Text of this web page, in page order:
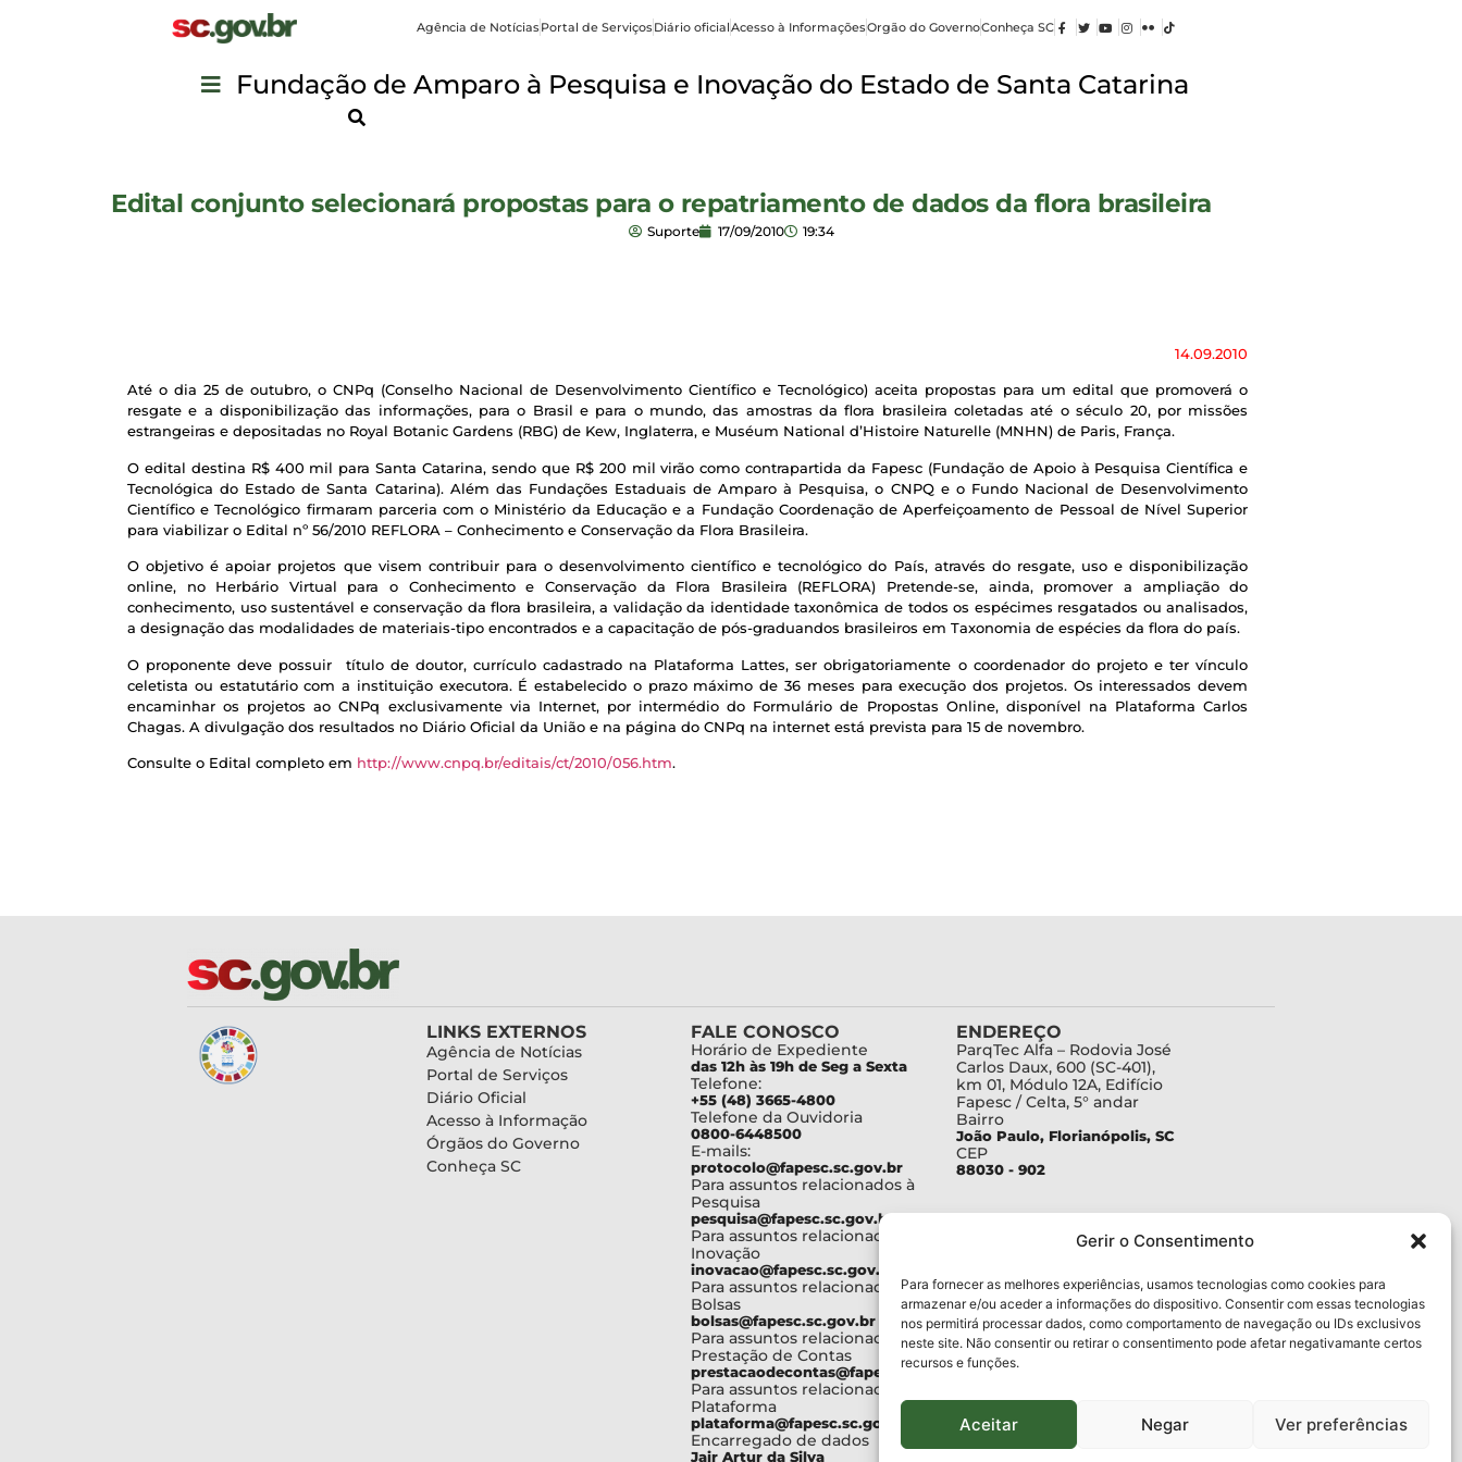
Gerir o Consentimento
Para fornecer as melhores experiências, usamos tecnologias como cookies para
armazenar e/ou aceder a informações do dispositivo. Consentir com essas tecnologias
nos permitirá processar dados, como comportamento de navegação ou IDs exclusivos
neste site. Não consentir ou retirar o consentimento pode afetar negativamante certos
recursos e funções.
Aceitar Negar Ver preferências
Agência de NotíciasPortal de ServiçosDiário oficialAcesso à InformaçõesOrgão do GovernoConheça SC
Fundação de Amparo à Pesquisa e Inovação do Estado de Santa Catarina
Edital conjunto selecionará propostas para o repatriamento de dados da flora brasileira
Suporte 17/09/2010 19:34
14.09.2010
Até o dia 25 de outubro, o CNPq (Conselho Nacional de Desenvolvimento Científico e Tecnológico) aceita propostas para um edital que promoverá o
resgate e a disponibilização das informações, para o Brasil e para o mundo, das amostras da flora brasileira coletadas até o século 20, por missões
estrangeiras e depositadas no Royal Botanic Gardens (RBG) de Kew, Inglaterra, e Muséum National d’Histoire Naturelle (MNHN) de Paris, França.
O edital destina R$ 400 mil para Santa Catarina, sendo que R$ 200 mil virão como contrapartida da Fapesc (Fundação de Apoio à Pesquisa Científica e
Tecnológica do Estado de Santa Catarina). Além das Fundações Estaduais de Amparo à Pesquisa, o CNPQ e o Fundo Nacional de Desenvolvimento
Científico e Tecnológico firmaram parceria com o Ministério da Educação e a Fundação Coordenação de Aperfeiçoamento de Pessoal de Nível Superior
para viabilizar o Edital nº 56/2010 REFLORA – Conhecimento e Conservação da Flora Brasileira.
O objetivo é apoiar projetos que visem contribuir para o desenvolvimento científico e tecnológico do País, através do resgate, uso e disponibilização
online, no Herbário Virtual para o Conhecimento e Conservação da Flora Brasileira (REFLORA) Pretende-se, ainda, promover a ampliação do
conhecimento, uso sustentável e conservação da flora brasileira, a validação da identidade taxonômica de todos os espécimes resgatados ou analisados,
a designação das modalidades de materiais-tipo encontrados e a capacitação de pós-graduandos brasileiros em Taxonomia de espécies da flora do país.
O proponente deve possuir título de doutor, currículo cadastrado na Plataforma Lattes, ser obrigatoriamente o coordenador do projeto e ter vínculo
celetista ou estatutário com a instituição executora. É estabelecido o prazo máximo de 36 meses para execução dos projetos. Os interessados devem
encaminhar os projetos ao CNPq exclusivamente via Internet, por intermédio do Formulário de Propostas Online, disponível na Plataforma Carlos
Chagas. A divulgação dos resultados no Diário Oficial da União e na página do CNPq na internet está prevista para 15 de novembro.
Consulte o Edital completo em http://www.cnpq.br/editais/ct/2010/056.htm.
LINKS EXTERNOS
Agência de Notícias
Portal de Serviços
Diário Oficial
Acesso à Informação
Órgãos do Governo
Conheça SC
FALE CONOSCO
Horário de Expediente
das 12h às 19h de Seg a Sexta
Telefone:
+55 (48) 3665-4800
Telefone da Ouvidoria
0800-6448500
E-mails:
protocolo@fapesc.sc.gov.br
Para assuntos relacionados à
Pesquisa
pesquisa@fapesc.sc.gov.br
Para assuntos relacionados à
Inovação
inovacao@fapesc.sc.gov.br
Para assuntos relacionados à
Bolsas
bolsas@fapesc.sc.gov.br
Para assuntos relacionados à
Prestação de Contas
prestacaodecontas@fapesc.sc.gov.br
Para assuntos relacionados à
Plataforma
plataforma@fapesc.sc.gov.br
Encarregado de dados
Jair Artur da Silva
ENDEREÇO
ParqTec Alfa – Rodovia José
Carlos Daux, 600 (SC-401),
km 01, Módulo 12A, Edifício
Fapesc / Celta, 5° andar
Bairro
João Paulo, Florianópolis, SC
CEP
88030 - 902